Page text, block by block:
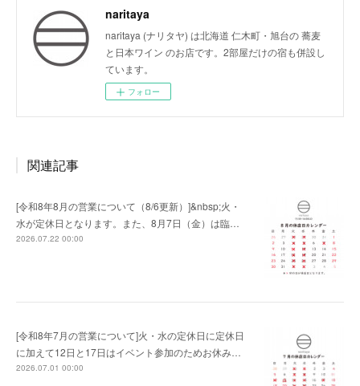
naritaya
naritaya (ナリタヤ) は北海道 仁木町・旭台の 蕎麦
と日本ワイン のお店です。2部屋だけの宿も併設し
ています。
フォロー
関連記事
[令和8年8月の営業について（8/6更新）]&nbsp;火・
水が定休日となります。また、8月7日（金）は臨…
2026.07.22 00:00
[令和8年7月の営業について]火・水の定休日に定休日
に加えて12日と17日はイベント参加のためお休み…
2026.07.01 00:00